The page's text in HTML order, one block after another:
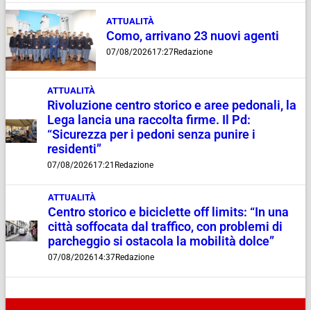
ATTUALITÀ
Como, arrivano 23 nuovi agenti
07/08/202617:27Redazione
ATTUALITÀ
Rivoluzione centro storico e aree pedonali, la
Lega lancia una raccolta firme. Il Pd:
“Sicurezza per i pedoni senza punire i
residenti”
07/08/202617:21 Redazione
ATTUALITÀ
Centro storico e biciclette off limits: “In una
città soffocata dal traffico, con problemi di
parcheggio si ostacola la mobilità dolce”
07/08/202614:37Redazione